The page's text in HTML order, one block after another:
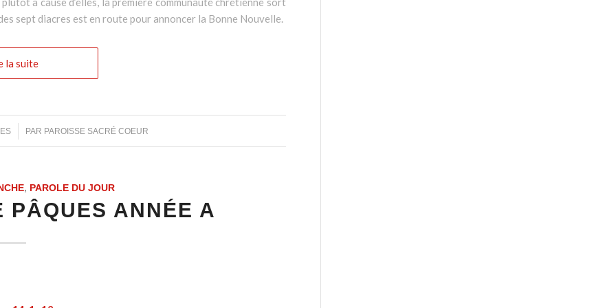
sept diacres est en route pour annoncer la Bonne Nouvelle.
la suite
PAR PAROISSE SACRÉ COEUR
, PAROLE DU JOUR
PÂQUES ANNÉE A